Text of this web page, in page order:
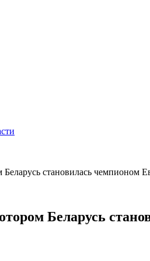
Беларусь становилась чемпионом
Беларусь